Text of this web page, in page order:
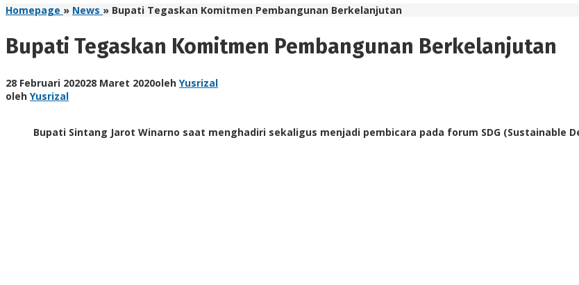
Homepage » News » Bupati Tegaskan Komitmen Pembangunan Berkelanjutan
Bupati Tegaskan Komitmen Pembangunan Berkelanjutan
28 Februari 202028 Maret 2020oleh Yusrizal
oleh Yusrizal
Bupati Sintang Jarot Winarno saat menghadiri sekaligus menjadi pembicara pada forum SDG (Sustainable